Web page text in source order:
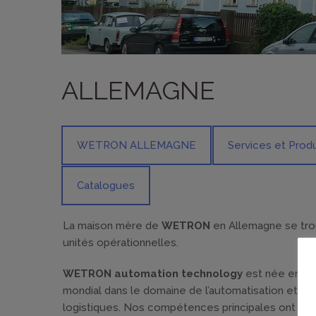
ALLEMAGNE
WETRON ALLEMAGNE Services et
Catalogues
La maison mère de WETRON en Allemagne se
unités opérationnelles.
WETRON automation technology est née en
mondial dans le domaine de l’automatisation et
logistiques. Nos compétences principales ont